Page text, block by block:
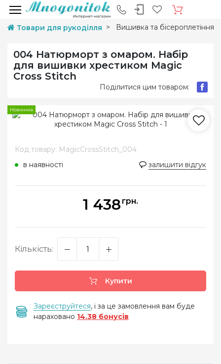
Товари для рукоділля Вишивка та бісероплетіння
004 Натюрморт з омаром. Набір
для вишивки хрестиком Magic
Cross Stitch
Поділитися цим товаром:
Новинка
Код товару: MagicCrossStitch_004
в наявності
залишити відгук
1 438 грн.
Кількість:
Купити
Зареєструйтеся, і за це замовлення вам буде
нараховано 14.38 бонусів